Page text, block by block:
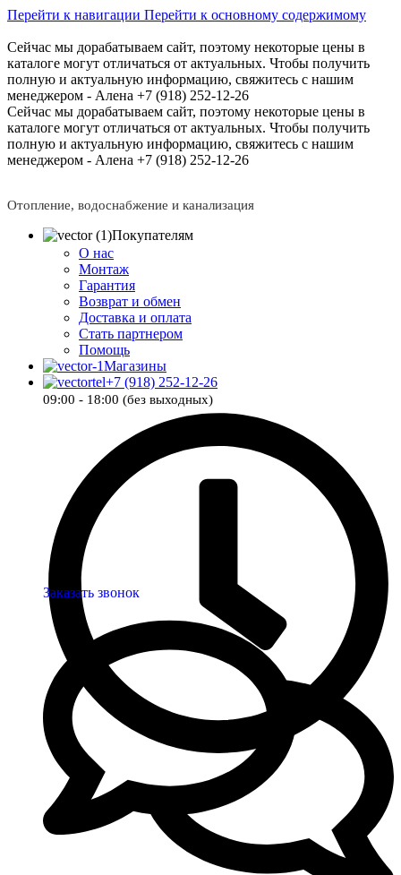
Перейти к навигации Перейти к основному содержимому
Сейчас мы дорабатываем сайт, поэтому некоторые цены в
каталоге могут отличаться от актуальных. Чтобы получить
полную и актуальную информацию, свяжитесь с нашим
менеджером - Алена +7 (918) 252-12-26
Сейчас мы дорабатываем сайт, поэтому некоторые цены в
каталоге могут отличаться от актуальных. Чтобы получить
полную и актуальную информацию, свяжитесь с нашим
менеджером - Алена +7 (918) 252-12-26
Отопление, водоснабжение и канализация
Покупателям
О нас
Монтаж
Гарантия
Возврат и обмен
Доставка и оплата
Стать партнером
Помощь
Магазины
+7 (918) 252-12-26
09:00 - 18:00 (без выходных)
Заказать звонок